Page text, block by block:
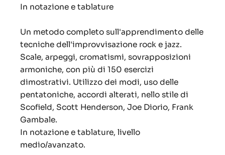
In notazione e tablature
Un metodo completo sull'apprendimento delle
tecniche dell'improvvisazione rock e jazz.
Scale, arpeggi, cromatismi, sovrapposizioni
armoniche, con più di 150 esercizi
dimostrativi. Utilizzo dei modi, uso delle
pentatoniche, accordi alterati, nello stile di
Scofield, Scott Henderson, Joe Diorio, Frank
Gambale.
In notazione e tablature, livello
medio/avanzato.